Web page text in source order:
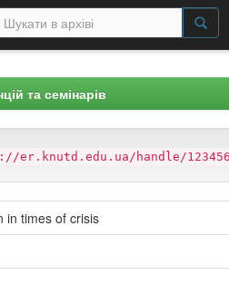
та семінарів
er.knutd.edu.ua/handle/
in times of crisis